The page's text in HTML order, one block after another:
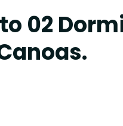
02